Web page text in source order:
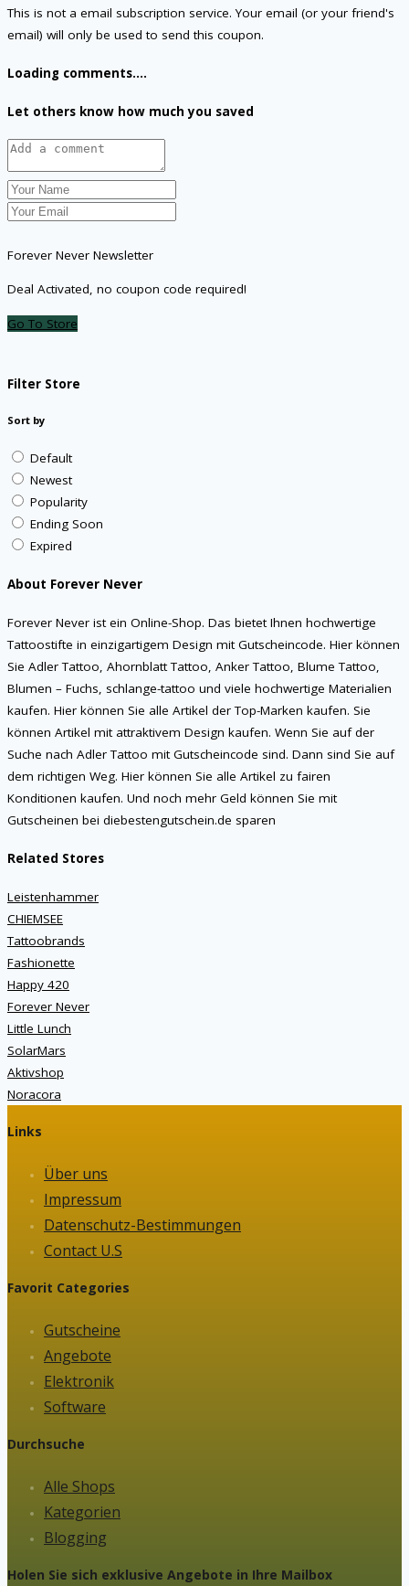
This is not a email subscription service. Your email (or your friend's
email) will only be used to send this coupon.
Loading comments....
Let others know how much you saved
Forever Never Newsletter
Deal Activated, no coupon code required!
Go To Store
Filter Store
Sort by
Default
Newest
Popularity
Ending Soon
Expired
About Forever Never
Forever Never ist ein Online-Shop. Das bietet Ihnen hochwertige
Tattoostifte in einzigartigem Design mit Gutscheincode. Hier können
Sie Adler Tattoo, Ahornblatt Tattoo, Anker Tattoo, Blume Tattoo,
Blumen – Fuchs, schlange-tattoo und viele hochwertige Materialien
kaufen. Hier können Sie alle Artikel der Top-Marken kaufen. Sie
können Artikel mit attraktivem Design kaufen. Wenn Sie auf der
Suche nach Adler Tattoo mit Gutscheincode sind. Dann sind Sie auf
dem richtigen Weg. Hier können Sie alle Artikel zu fairen
Konditionen kaufen. Und noch mehr Geld können Sie mit
Gutscheinen bei diebestengutschein.de sparen
Related Stores
Leistenhammer
CHIEMSEE
Tattoobrands
Fashionette
Happy 420
Forever Never
Little Lunch
SolarMars
Aktivshop
Noracora
Links
Über uns
Impressum
Datenschutz-Bestimmungen
Contact U.S
Favorit Categories
Gutscheine
Angebote
Elektronik
Software
Durchsuche
Alle Shops
Kategorien
Blogging
Holen Sie sich exklusive Angebote in Ihre Mailbox